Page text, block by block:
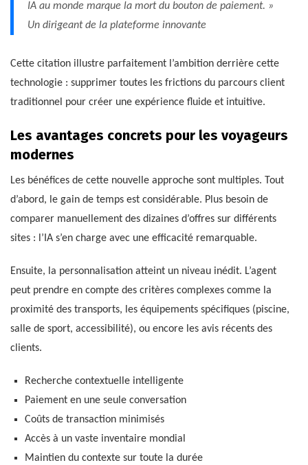
IA au monde marque la mort du bouton de paiement. »
Un dirigeant de la plateforme innovante
Cette citation illustre parfaitement l’ambition derrière cette
technologie : supprimer toutes les frictions du parcours client
traditionnel pour créer une expérience fluide et intuitive.
Les avantages concrets pour les voyageurs
modernes
Les bénéfices de cette nouvelle approche sont multiples. Tout
d’abord, le gain de temps est considérable. Plus besoin de
comparer manuellement des dizaines d’offres sur différents
sites : l’IA s’en charge avec une efficacité remarquable.
Ensuite, la personnalisation atteint un niveau inédit. L’agent
peut prendre en compte des critères complexes comme la
proximité des transports, les équipements spécifiques (piscine,
salle de sport, accessibilité), ou encore les avis récents des
clients.
Recherche contextuelle intelligente
Paiement en une seule conversation
Coûts de transaction minimisés
Accès à un vaste inventaire mondial
Maintien du contexte sur toute la durée